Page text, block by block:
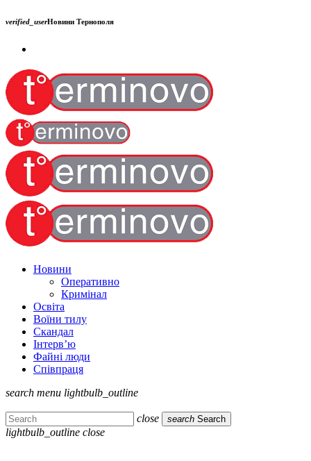
verified_userНовини Тернополя
Новини
Оперативно
Кримінал
Освіта
Воїни тилу
Скандал
Інтерв’ю
Файні люди
Співпраця
search menu lightbulb_outline
close search Search
lightbulb_outline close